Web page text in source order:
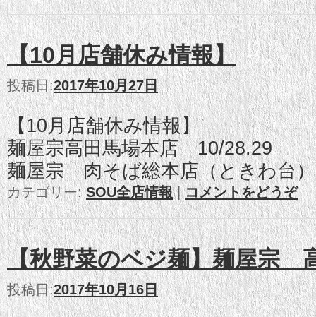
【10月店舗休み情報】
投稿日:2017年10月27日
【10月店舗休み情報】
麺屋宗高田馬場本店 10/28.29
麺屋宗 肉そば総本店（ときわ台
カテゴリー: SOU全店情報 |コメントをどうぞ
【秋野菜のベジ麺】麺屋宗
投稿日:2017年10月16日